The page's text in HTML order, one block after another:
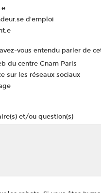
d'emploi
vous entendu parler de
du centre Cnam Paris
sur les réseaux sociaux
et/ou question(s)